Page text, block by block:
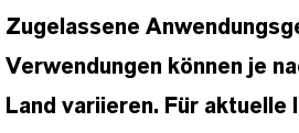
Zugelassene
Verwendungen können je
Land variieren. Für aktuelle